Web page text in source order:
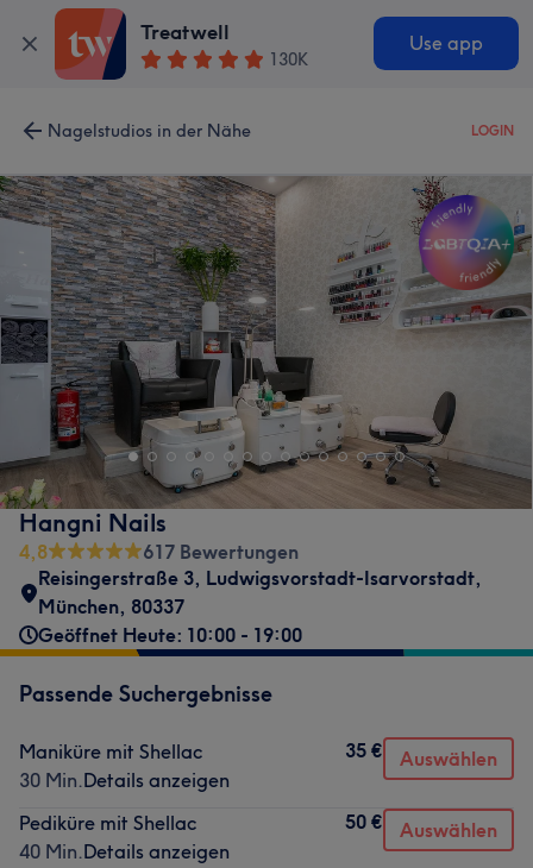
Treatwell
130K
Use app
Nagelstudios in der Nähe LOGIN
Hangni Nails
4,8
617 Bewertungen
Reisingerstraße 3, Ludwigsvorstadt-Isarvorstadt,
München, 80337
Geöffnet Heute: 10:00 - 19:00
Passende Suchergebnisse
Maniküre mit Shellac
30 Min.Details anzeigen
35 € Auswählen
Pediküre mit Shellac
40 Min.Details anzeigen
50 € Auswählen